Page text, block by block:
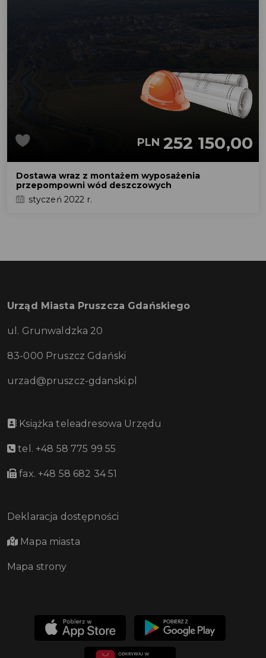
PLN 252 150,00
Dostawa wraz z montażem wyposażenia
przepompowni wód deszczowych
styczeń 2022 r.
Urząd Miasta Pruszcza Gdańskiego
ul. Grunwaldzka 20
83-000 Pruszcz Gdański
urzad@pruszcz-gdanski.pl
Książka teleadresowa Urzędu
tel. +48 58 775 99 55
fax. +48 58 682 34 51
Deklaracja dostępności
Mapa miasta
Mapa strony